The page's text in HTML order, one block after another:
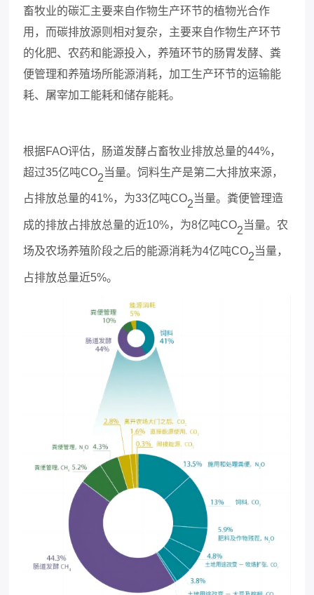
畜牧业的碳汇主要来自作物生产环节的植物光合作
用，而碳排放源则相对复杂，主要来自作物生产环节
的化肥、农药和能源投入，养殖环节的肠胃发酵、粪
便管理和养殖场所能源消耗，加工生产环节的运输能
耗、屠宰加工能耗和储存能耗。
根据FAO评估，肠道发酵占畜牧业排放总量的44%，
超过35亿吨CO2当量。饲料生产是第二大排放来源，
占排放总量的41%，为33亿吨CO2当量。粪便管理造
成的排放占排放总量的近10%，为8亿吨CO2当量。农
场及农场养殖阶段之后的能源消耗为4亿吨CO2当量，
占排放总量近5%。